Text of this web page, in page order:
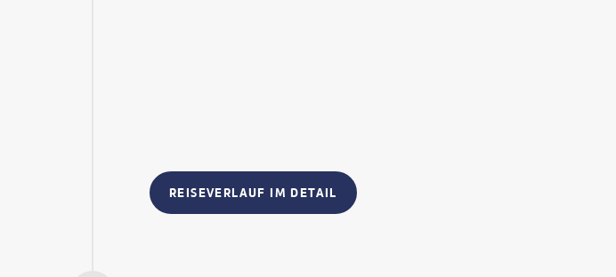
REISEVERLAUF IM DETAIL